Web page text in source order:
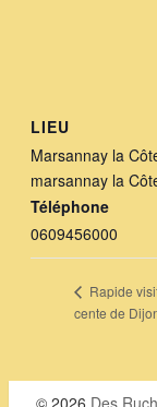
LIEU
Marsannay la
marsannay la
Téléphone
0609456000
Rapide
cente de